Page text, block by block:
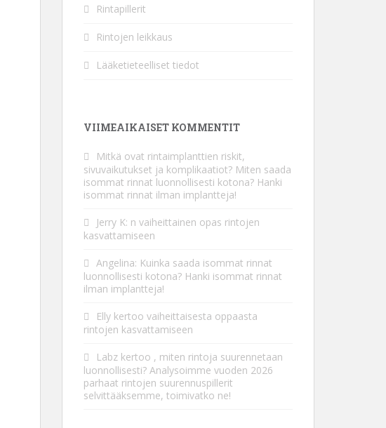
Rintapillerit
Rintojen leikkaus
Lääketieteelliset tiedot
VIIMEAIKAISET KOMMENTIT
Mitkä ovat rintaimplanttien riskit,
sivuvaikutukset ja komplikaatiot? Miten saada
isommat rinnat luonnollisesti kotona? Hanki
isommat rinnat ilman implantteja!
Jerry K: n vaiheittainen opas rintojen
kasvattamiseen
Angelina: Kuinka saada isommat rinnat
luonnollisesti kotona? Hanki isommat rinnat
ilman implantteja!
Elly kertoo vaiheittaisesta oppaasta
rintojen kasvattamiseen
Labz kertoo , miten rintoja suurennetaan
luonnollisesti? Analysoimme vuoden 2026
parhaat rintojen suurennuspillerit
selvittääksemme, toimivatko ne!